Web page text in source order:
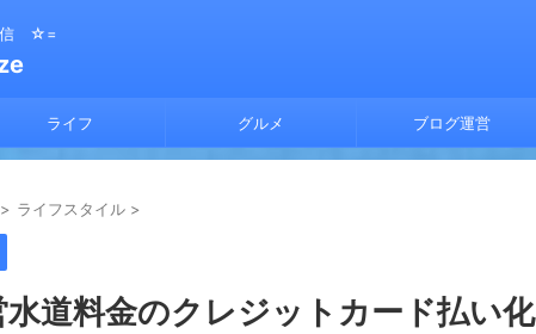
信 ☆=
ライフ グルメ ブログ運営
> ライフスタイル >
水道料金のクレジットカード払い化